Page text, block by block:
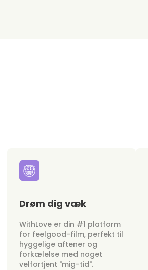
Drøm dig væk
WithLove er din #1 platform
for feelgood-film, perfekt til
hyggelige aftener og
forkælelse med noget
velfortjent "mig-tid".